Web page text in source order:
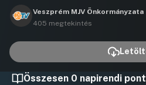
Veszprém MJV Önkormányzata
405 megtekintés
Összesen 0 napirendi pont